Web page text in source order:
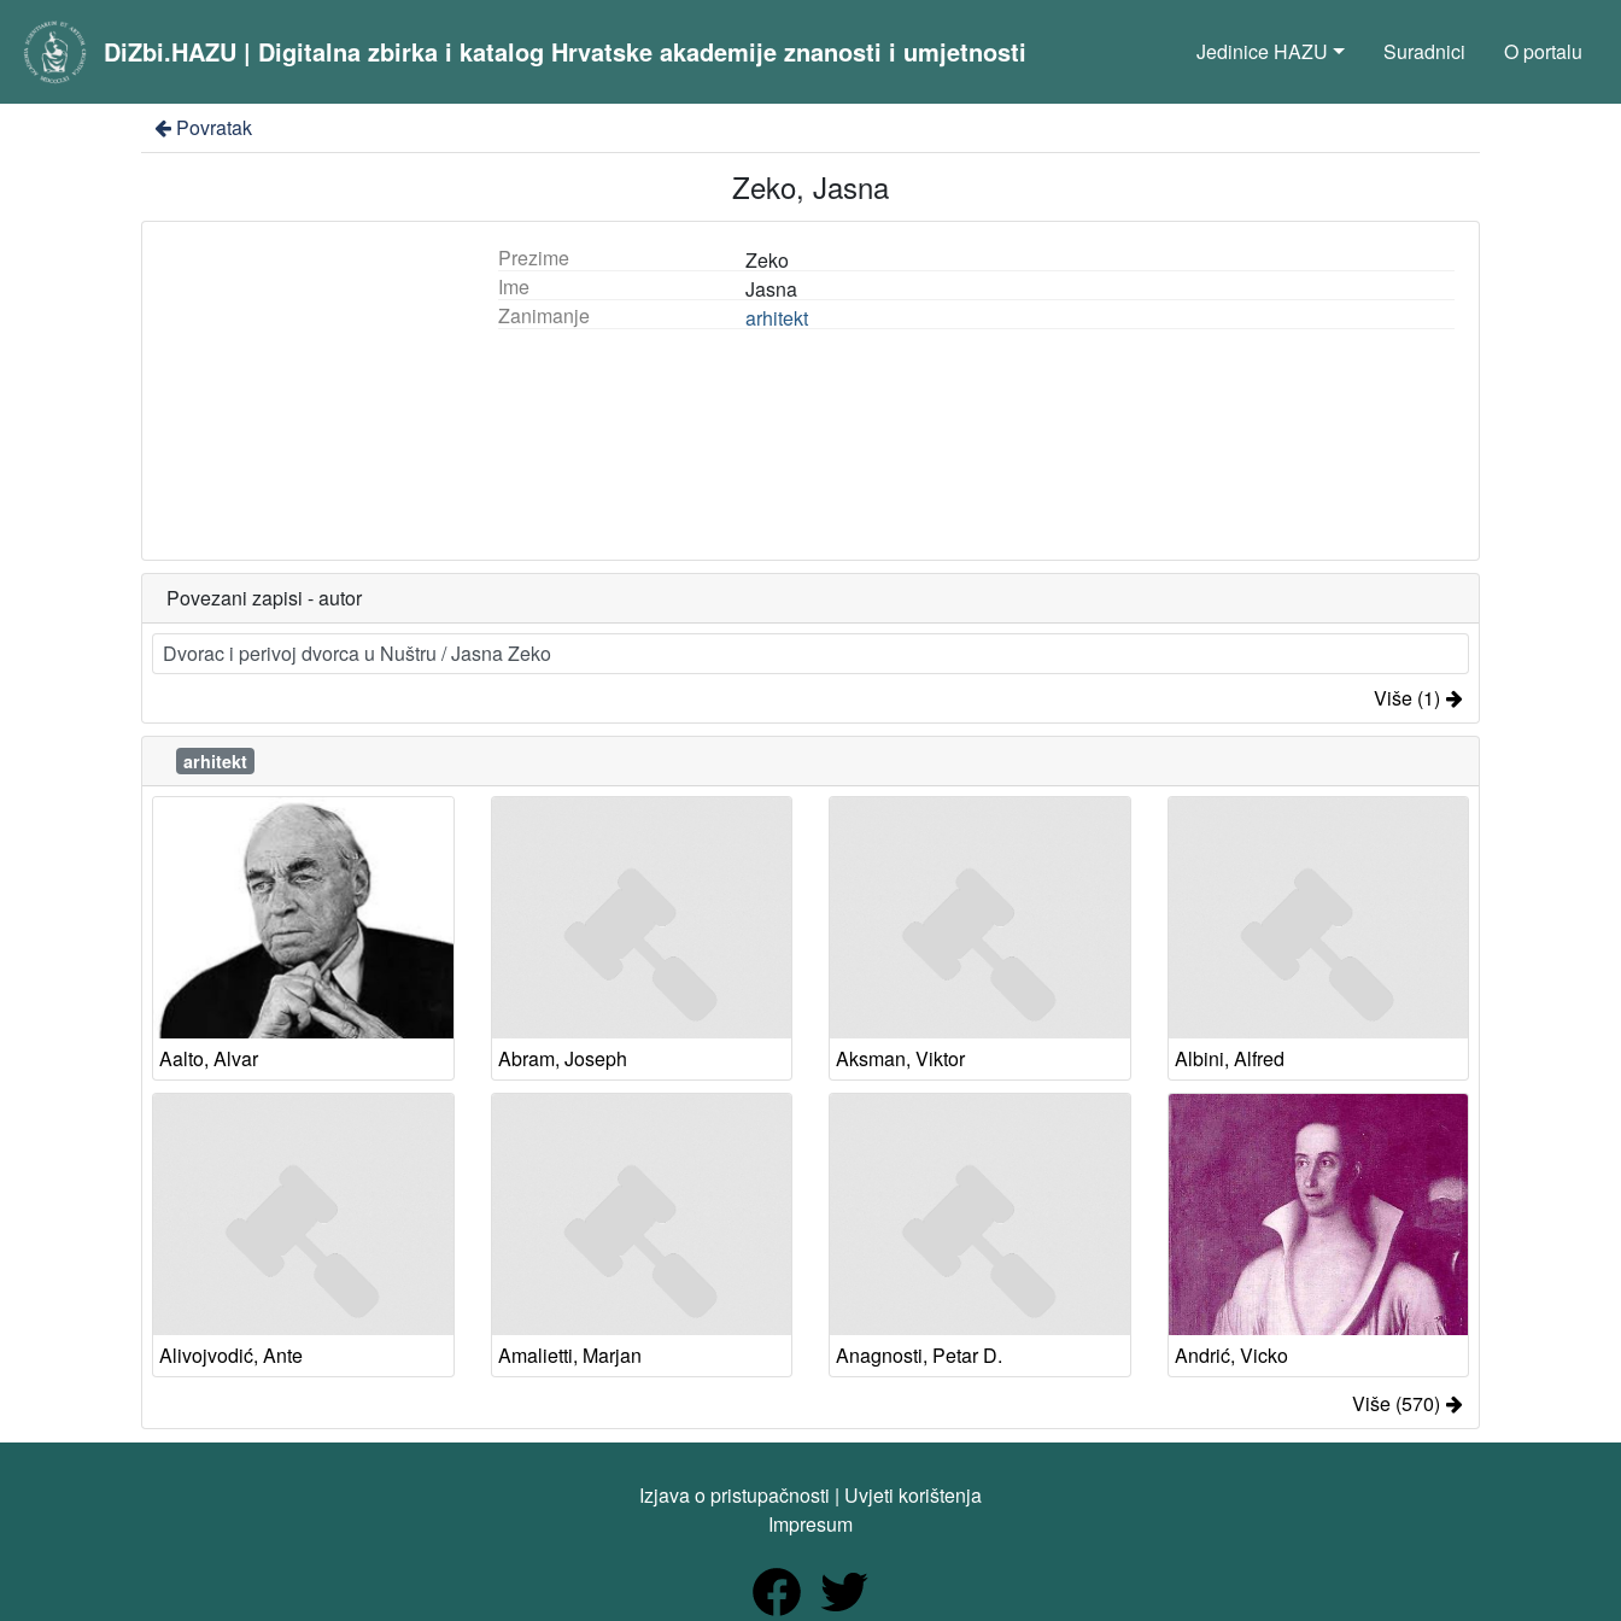
DiZbi.HAZU | Digitalna zbirka i katalog Hrvatske akademije znanosti i umjetnosti Jedinice HAZU Suradnici O portalu
Povratak
Zeko, Jasna
Prezime
Zeko
Ime
Jasna
Zanimanje
arhitekt
Povezani zapisi - autor
Dvorac i perivoj dvorca u Nuštru / Jasna Zeko
Više (1)
arhitekt
Aalto, Alvar Abram, Joseph Aksman, Viktor Albini, Alfred
Alivojvodić, Ante Amalietti, Marjan Anagnosti, Petar D.
Andrić, Vicko
Više (570)
Izjava o pristupačnosti | Uvjeti korištenja
Impresum